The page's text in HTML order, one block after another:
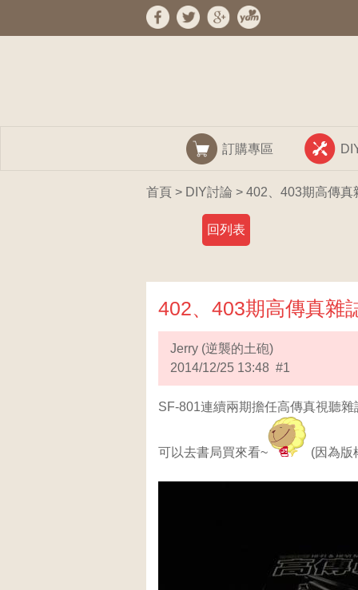
訂購專區
首頁 > DIY討論 > 402、403期高傳
回列表
402、403期高傳真雜
Jerry (逆襲的土砲)
2014/12/25 13:48 #1
SF-801連續兩期擔任高傳真視聽
可以去書局買來看~ (因為版